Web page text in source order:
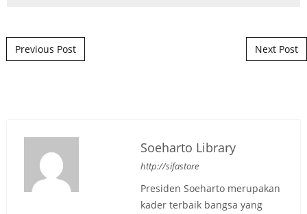
Post navigation
Previous Post Next Post
Soeharto Library
http://sifastore
Presiden Soeharto merupakan
kader terbaik bangsa yang